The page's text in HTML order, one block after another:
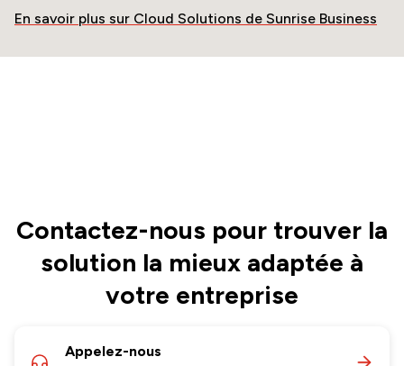
En savoir plus sur Cloud Solutions de Sunrise Business
Contactez-nous pour trouver la
solution la mieux adaptée à
votre entreprise
Appelez-nous